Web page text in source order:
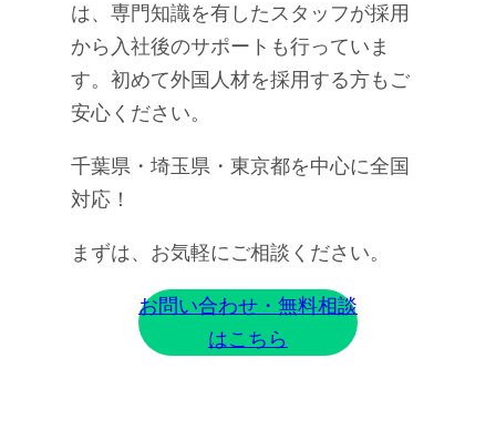
は、専門知識を有したスタッフが採用
から入社後のサポートも行っていま
す。初めて外国人材を採用する方もご
安心ください。
千葉県・埼玉県・東京都を中心に全国
対応！
まずは、お気軽にご相談ください。
お問い合わせ・無料相談
はこちら